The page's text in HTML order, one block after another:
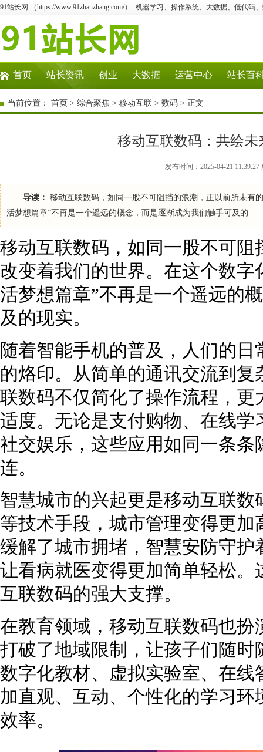
91站长网 （https://www.91zhanzhang.com/）- 机器学习、操作系统、大数据、低代码
首页 站长资讯 创业 大数据 运营中心 站长百
当前位置： 首页 > 综合聚焦 > 移动互联 > 数码 > 正文
移动互联数码：共绘
发布时间：2025-04-21
导读： 移动互联数码，如同一股不可阻挡的浪潮，正以前所未有
活梦想篇章”不再是一个遥远的概念，而是逐渐成为我们触手可及的
移动互联数码，如同一股不可
改变着我们的世界。在这个数
活梦想篇章”不再是一个遥远的
及的现实。
随着智能手机的普及，人们的
的烙印。从简单的通讯交流到
联数码不仅简化了操作流程，
适度。无论是支付购物、在线
社交娱乐，这些应用如同一条
连。
智慧城市的兴起更是移动互联
等技术手段，城市管理变得更
缓解了城市拥堵，智慧安防守
让看病就医变得更加简单轻松
互联数码的强大支撑。
在教育领域，移动互联数码也
打破了地域限制，让孩子们随
数字化教材、虚拟实验室、在
加直观、互动、个性化的学习
效率。